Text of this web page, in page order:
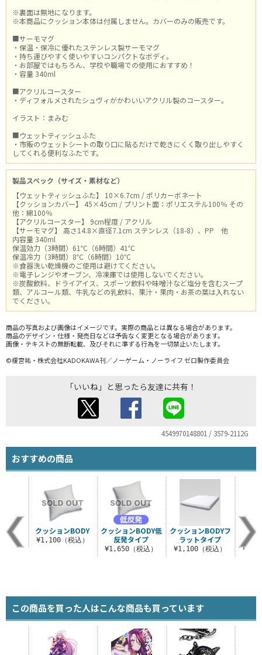
※裏面は無地になります。
※本商品にクッション本体は付属しません。カバーのみの販売です。
■サーモマグ
・保温・保冷に優れたステンレス製サーモマグ
・持ち運びやすく使いやすいコンパクトなボディ。
・お部屋ではもちろん、学校や職場での使用におすすめ！
・容量 340ml
■アクリルコースター
・ディフォルメされたシュヴィがかわいいアクリル製のコースター。
イラスト：まみむ
■ウェットティッシュふた
・市販のウェットシートの取り口に貼るだけで乾きにくく取り出しやすく
してくれる便利なふたです。
製品スペック（サイズ・素材など）
【ウェットティッシュふた】 10×6.7cm / ポリカーボネート
【クッションカバー】 45×45cm / プリント面：ポリエステル100％ その
他：綿100％
【アクリルコースター】 9cm程度 / アクリル
【サーモマグ】 高さ14.8×直径7.1cm ステンレス（18-8）、PP 他
内容量 340ml
保温効力（3時間）61℃（6時間）41℃
保温冷力（3時間）8℃（6時間）10℃
※食器洗い乾燥機のご使用は避けてください。
※電子レンジやオーブン、冷凍庫では使用しないでください。
※炭酸飲料、ドライアイス、スポーツ飲料や味噌汁など塩分を含むスープ
類、アルコール類、牛乳などの乳飲料、果汁・果肉・お茶の葉は入れない
でください。
商品の写真および画像はイメージです。実際の商品とは異なる場合があります。
商品のデザイン・仕様・発売日などは予告なく変更となる場合があります。
画像・テキストの無断転載、及びそれに準ずる行為を一切禁止いたします。
©榎宮祐・株式会社KADOKAWA刊／ノーゲーム・ノーライフ ゼロ製作委員会
「いいね」と思ったら友達に共有！
4549970148801 / 3579-2112G
おすすめの商品
クッションBODY低
反発タイプ
¥1,650（税込）
クッションBODYフ
ラットタイプ
¥1,100（税込）
★限
クッションBODY
¥1,100（税込）
この商品を買った人はこんな商品も買っています